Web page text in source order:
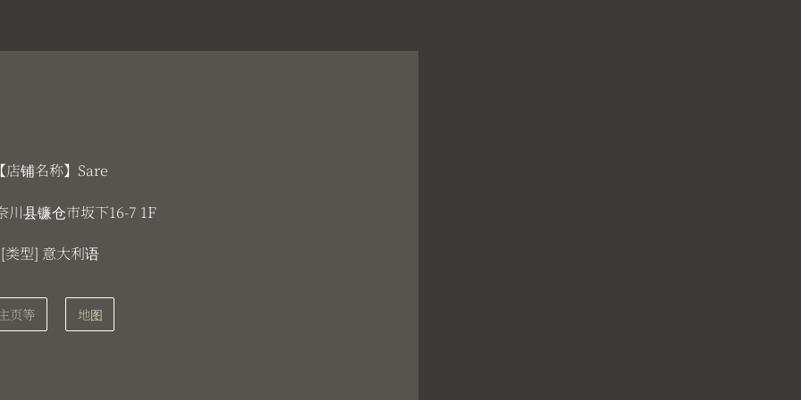
【店铺名称】Sare
川县镰仓市坂下16-7 1F
[类型] 意大利语
主页等 地图